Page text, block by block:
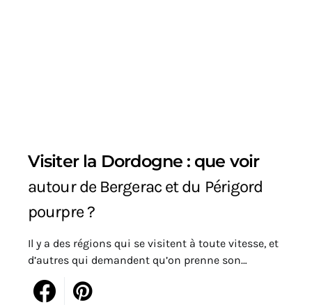
Visiter la Dordogne : que voir
autour de Bergerac et du Périgord
pourpre ?
Il y a des régions qui se visitent à toute vitesse, et
d’autres qui demandent qu’on prenne son…